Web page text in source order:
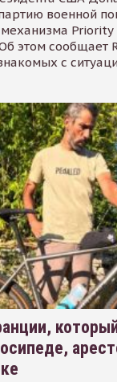
военной
Priority
этом сообщает
с